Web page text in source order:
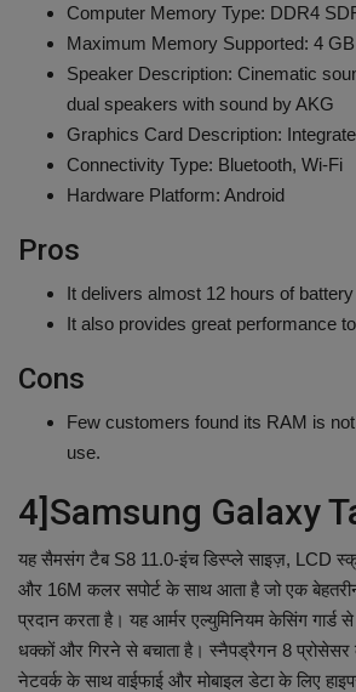
Computer Memory Type: ‎DDR4
Maximum Memory Supported: 4 GB
Speaker Description: ‎Cinematic
dual speakers with sound by AKG
Graphics Card Description:
Connectivity Type: ‎Bluetooth, Wi-Fi
Hardware Platform: ‎Android
Pros
It delivers almost 12 hours of
It also provides great performance
Cons
Few customers found its RAM is
use.
4]Samsung Galaxy
यह सैमसंग टैब S8 11.0-इंच डिस्प्ले साइज़, LCD
और 16M कलर सपोर्ट के साथ आता है जो एक
प्रदान करता है। यह आर्मर एल्युमिनियम केसिंग गार्ड
धक्कों और गिरने से बचाता है। स्नैपड्रैगन 8
नेटवर्क के साथ वाईफाई और मोबाइल डेटा के लिए